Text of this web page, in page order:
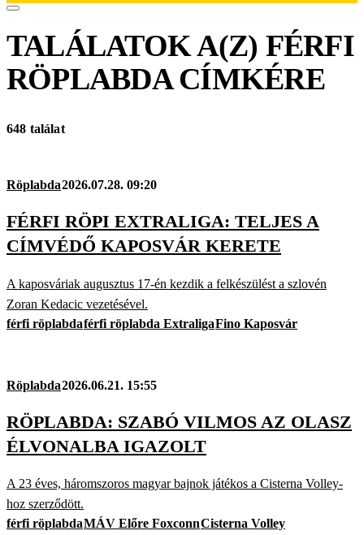
TALÁLATOK A(Z) FÉRFI
RÖPLABDACÍMKÉRE
648 találat
Röplabda2026.07.28. 09:20
FÉRFI RÖPI EXTRALIGA: TELJES A
CÍMVÉDŐ KAPOSVÁR KERETE
A kaposváriak augusztus 17-én kezdik a felkészülést a szlovén
Zoran Kedacic vezetésével.
férfi röplabdaférfi röplabda ExtraligaFino Kaposvár
Röplabda2026.06.21. 15:55
RÖPLABDA: SZABÓ VILMOS AZ OLASZ
ÉLVONALBA IGAZOLT
A 23 éves, háromszoros magyar bajnok játékos a Cisterna Volley-
hoz szerződött.
férfi röplabdaMÁV Előre FoxconnCisterna Volley